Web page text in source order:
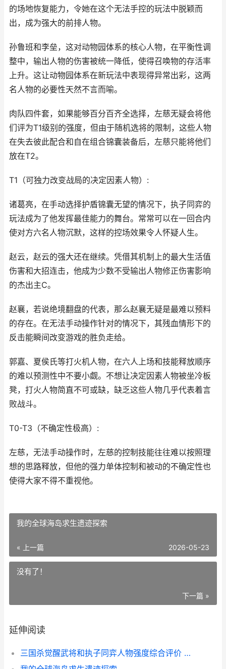
的场地恢复能力，令她在这个无法手控的玩法中脱颖而
出，成为强大的前排人物。
孙鲁班和李垒，这对动物园体系的核心人物，在平衡性调
整中，输出人物的伤害被统一降低，使得召唤物的存活率
上升。这让动物园体系在新玩法中表现得异常出彩，这两
名人物的必要性天然不言而喻。
肉队四件套，如果能够百分百齐全选择，左慈无疑会将他
们评为T1级别的强度，但由于随机选将的限制，这些人物
在失去彼此配合和自在组合锦囊装备后，左慈只能将他们
放在T2。
T1（可独力改变战局的决定因素人物）:
诸葛亮，在手动选择护盾锦囊无望的情况下，执子同弈的
玩法成为了他发挥最佳能力的舞台。常常可以在一回合内
使对方六名人物沉默，这样的控场效果令人怀疑人生。
赵云，赵云的强大还在继续。凭借其机制上的最大生活值
伤害和大招连击，他成为少数不受输出人物修正伤害影响
的杰出主C。
赵襄，若说绝境翻盘的代表，那么赵襄无疑是最难以预料
的存在。在无法手动操作针对的情况下，其残血情形下的
反击能瞬间改变游戏的胜负走给。
郭嘉、夏侯氏等打火机人物，在六人上场和技能释放顺序
的难以预测性中不要小觑。不想让决定因素人物被坐冷板
凳，打火人物简直不可或缺，缺乏这些人物几乎代表着言
败战斗。
T0-T3（不确定性极高）:
左慈，无法手动操作时，左慈的控制技能往往难以按照理
想的思路释放，但他的强力单体控制和被动的不确定性也
使得大家不得不重视他。
我的全球海岛求生遗迹探索
« 上一篇 2026-05-23
没有了！
下一篇 »
延伸阅读
三国杀觉醒武将和执子同弈人物强度综合评价 三国杀觉醒技武将